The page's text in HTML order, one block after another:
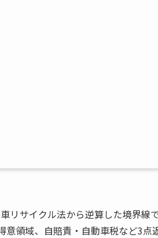
リサイクル法から逆算した境界線
領域、自賠責・自動車税など3点